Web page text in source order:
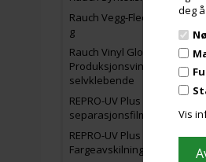
deg
Vis
Rauch Vegg-Fleece Deco 200
g
Rauch Vinyl Gloss PRO 280
Produksjonsvinylfilm,
selvklebende
REPRO-UV Plus Inkjet farge
separasjonsfilm
REPRO-UV Plus XL Inkjet
Fargeavskilningsfilm